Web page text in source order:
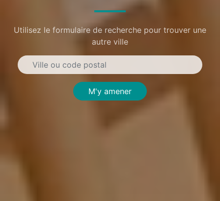
Utilisez le formulaire de recherche pour trouver une
autre ville
M'y amener